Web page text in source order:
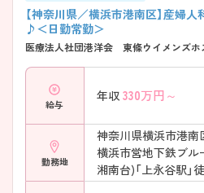
【神奈川県／横浜市港南区】産婦
♪＜日勤常勤＞
医療法人社団港洋会 東條ウイメンズホ
給与
年収 330万円～
勤務地
神奈川県横浜市港南
横浜市営地下鉄ブル
湘南台)「上永谷駅」